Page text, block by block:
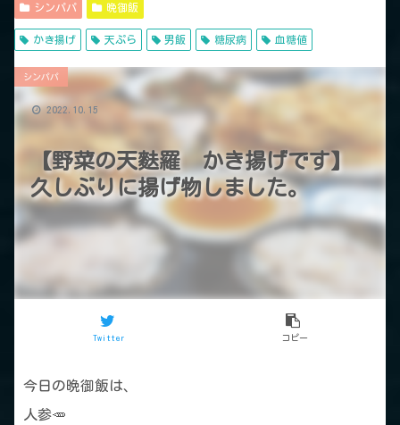
シンパパ 晩御飯
かき揚げ 天ぷら 男飯 糖尿病 血糖値
【野菜の天麩羅 かき揚げです】
久しぶりに揚げ物しました。
シンパパ
Twitter コピー
2022.10.15
今日の晩御飯は、
人参🥕